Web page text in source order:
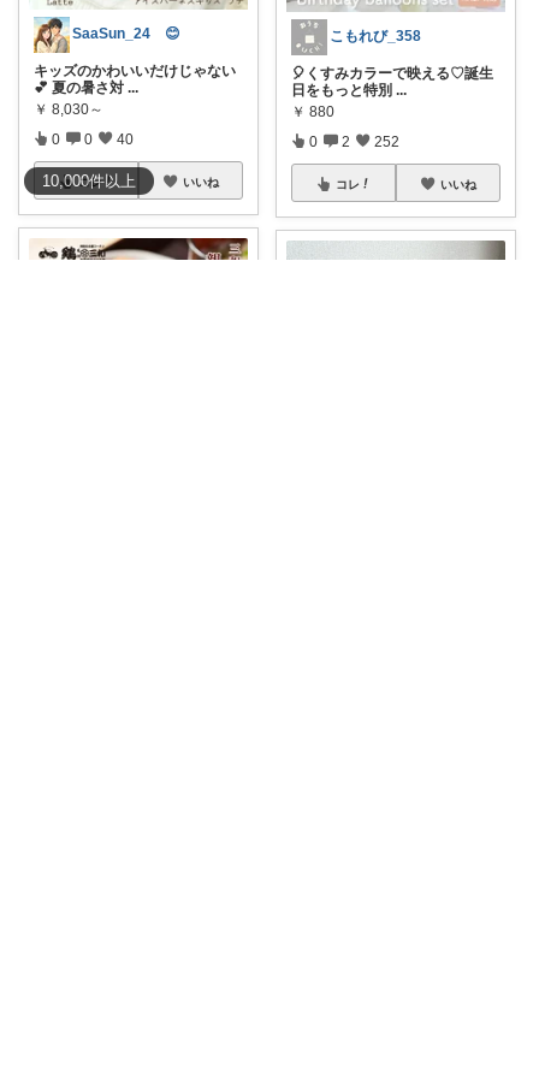
10,000件以上
SaaSun_24 😊
キッズのかわいいだけじゃない
💕 夏の暑さ対 ...
￥ 8,030～
0 0 40
コレ いいね
こもれび_358
🎈くすみカラーで映える♡誕生
日をもっと特別 ...
￥ 880
0 2 252
コレ いいね